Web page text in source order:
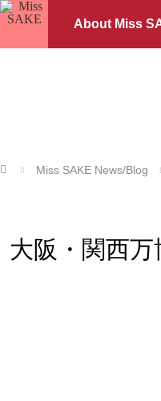
About Miss
ホーム Miss SAKE News/Blog
大阪・関西